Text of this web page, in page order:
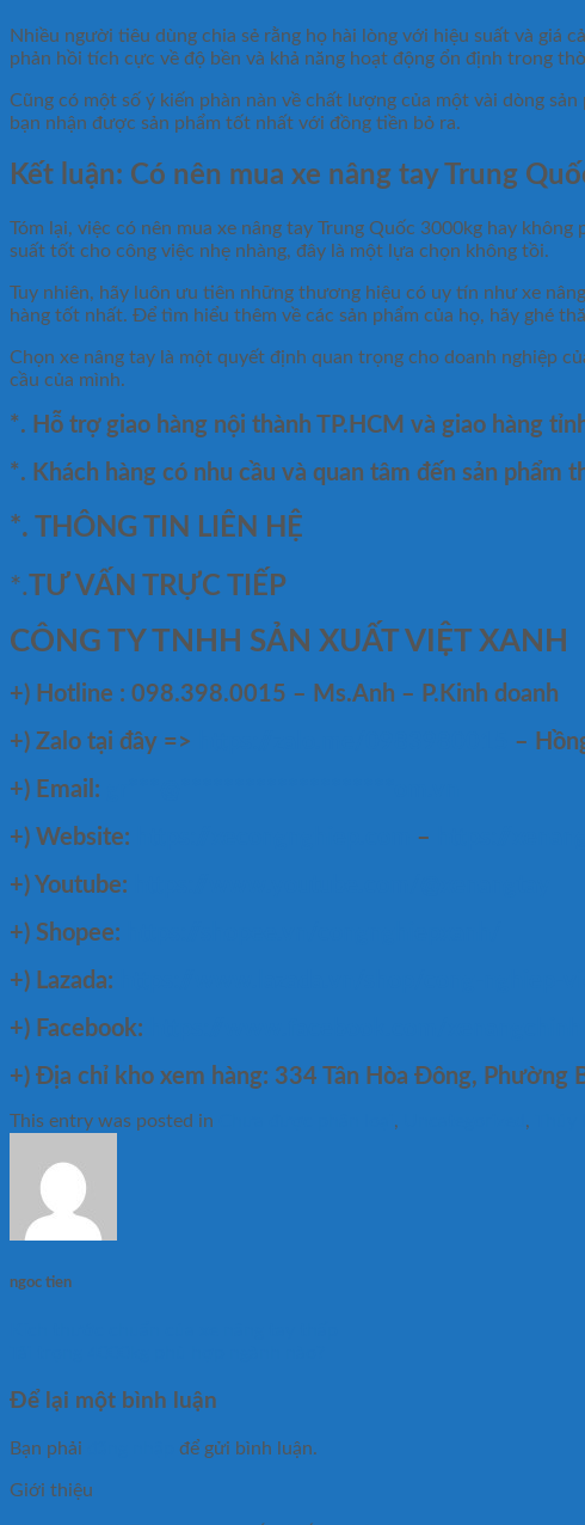
Nhiều người tiêu dùng chia sẻ rằng họ hài lòng với hiệu suất và giá
phản hồi tích cực về độ bền và khả năng hoạt động ổn định trong
Cũng có một số ý kiến phàn nàn về chất lượng của một vài dòng
bạn nhận được sản phẩm tốt nhất với đồng tiền bỏ ra.
Kết luận: Có nên mua xe nâng tay Trung
Tóm lại, việc có nên mua xe nâng tay Trung Quốc 3000kg hay
suất tốt cho công việc nhẹ nhàng, đây là một lựa chọn không tồi.
Tuy nhiên, hãy luôn ưu tiên những thương hiệu có uy tín như xe
hàng tốt nhất. Để tìm hiểu thêm về các sản phẩm của họ, hãy ghé
Chọn xe nâng tay là một quyết định quan trọng cho doanh nghiệp
cầu của mình.
*. Hỗ trợ giao hàng nội thành TP.HCM và giao hàng
*. Khách hàng có nhu cầu và quan tâm đến sản
*. THÔNG TIN LIÊN HỆ
*.TƯ VẤN TRỰC TIẾP
CÔNG TY TNHH SẢN XUẤT VIỆT XANH
+) Hotline : 098.398.0015 – Ms.Anh – P.Kinh doanh
+) Zalo tại đây =>
–
+) Email:
+) Website:
–
+) Youtube:
+) Shopee:
+) Lazada:
+) Facebook:
+) Địa chỉ kho xem hàng: 334 Tân Hòa Đông, Phường
This entry was posted in , ,
ngoc tien
Để lại một bình luận
Bạn phải để gửi bình luận.
Giới thiệu